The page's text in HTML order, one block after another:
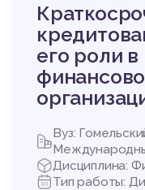
его роли
Вуз:
Дисциплина:
Тип работы: